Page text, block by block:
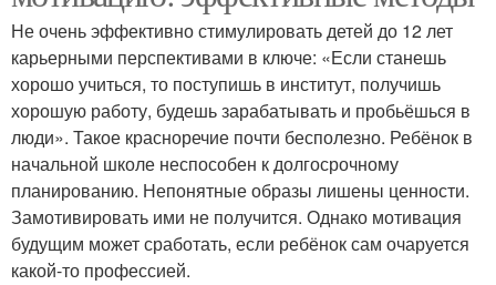
Не очень эффективно стимулировать детей до 12 лет
карьерными перспективами в ключе: «Если станешь
хорошо учиться, то поступишь в институт, получишь
хорошую работу, будешь зарабатывать и пробьёшься в
люди». Такое красноречие почти бесполезно. Ребёнок в
начальной школе неспособен к долгосрочному
планированию. Непонятные образы лишены ценности.
Замотивировать ими не получится. Однако мотивация
будущим может сработать, если ребёнок сам очаруется
какой-то профессией.